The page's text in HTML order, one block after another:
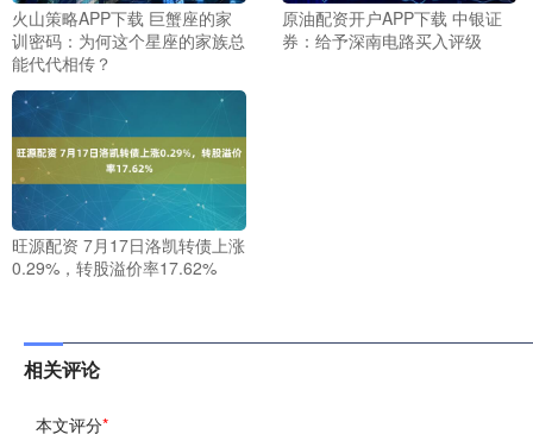
火山策略APP下载 巨蟹座的家
训密码：为何这个星座的家族总
能代代相传？
原油配资开户APP下载 中银证
券：给予深南电路买入评级
旺源配资 7月17日洛凯转债上涨
0.29%，转股溢价率17.62%
相关评论
本文评分*